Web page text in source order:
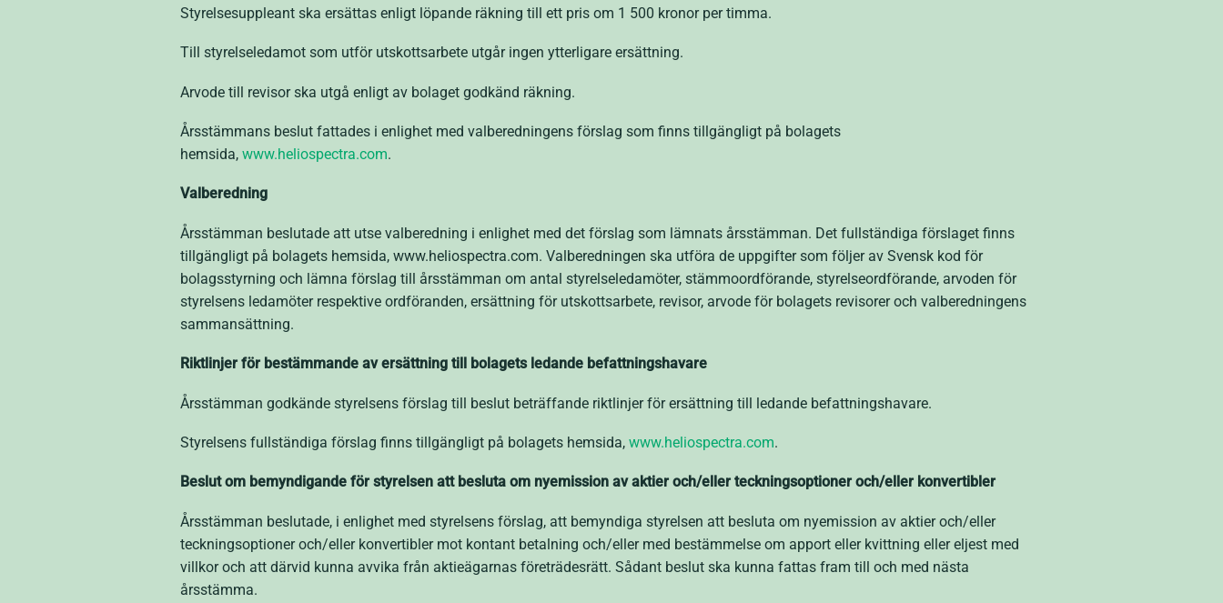
Styrelsesuppleant ska ersättas enligt löpande räkning till ett pris om 1 500 kronor per timma.
Till styrelseledamot som utför utskottsarbete utgår ingen ytterligare ersättning.
Arvode till revisor ska utgå enligt av bolaget godkänd räkning.
Årsstämmans beslut fattades i enlighet med valberedningens förslag som finns tillgängligt på bolagets
hemsida, www.heliospectra.com.
Valberedning
Årsstämman beslutade att utse valberedning i enlighet med det förslag som lämnats årsstämman. Det fullständiga förslaget finns
tillgängligt på bolagets hemsida, www.heliospectra.com. Valberedningen ska utföra de uppgifter som följer av Svensk kod för
bolagsstyrning och lämna förslag till årsstämman om antal styrelseledamöter, stämmoordförande, styrelseordförande, arvoden för
styrelsens ledamöter respektive ordföranden, ersättning för utskottsarbete, revisor, arvode för bolagets revisorer och valberedningens
sammansättning.
Riktlinjer för bestämmande av ersättning till bolagets ledande befattningshavare
Årsstämman godkände styrelsens förslag till beslut beträffande riktlinjer för ersättning till ledande befattningshavare.
Styrelsens fullständiga förslag finns tillgängligt på bolagets hemsida, www.heliospectra.com.
Beslut om bemyndigande för styrelsen att besluta om nyemission av aktier och/eller teckningsoptioner och/eller konvertibler
Årsstämman beslutade, i enlighet med styrelsens förslag, att bemyndiga styrelsen att besluta om nyemission av aktier och/eller
teckningsoptioner och/eller konvertibler mot kontant betalning och/eller med bestämmelse om apport eller kvittning eller eljest med
villkor och att därvid kunna avvika från aktieägarnas företrädesrätt. Sådant beslut ska kunna fattas fram till och med nästa
årsstämma.